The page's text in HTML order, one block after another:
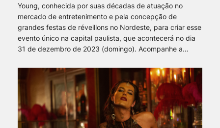
Young, conhecida por suas décadas de atuação no
mercado de entretenimento e pela concepção de
grandes festas de réveillons no Nordeste, para criar esse
evento único na capital paulista, que acontecerá no dia
31 de dezembro de 2023 (domingo). Acompanhe a…